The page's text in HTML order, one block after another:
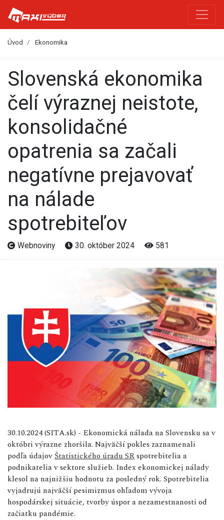
Úvod Ekonomika
Slovenská ekonomika
čelí výraznej neistote,
konsolidačné
opatrenia sa začali
negatívne prejavovať
na nálade
spotrebiteľov
Webnoviny 30. október 2024 581
30.10.2024 (SITA.sk) - Ekonomická nálada na Slovensku sa v
októbri výrazne zhoršila. Najväčší pokles zaznamenali
podľa údajov Štatistického úradu SRspotrebitelia a
podnikatelia v sektore služieb. Index ekonomickej nálady
klesol na najnižšiu hodnotu za posledný rok. Spotrebitelia
vyjadrujú najväčší pesimizmus ohľadom vývoja
hospodárskej situácie, tvorby úspor a nezamestnanosti od
začiatku pandémie.